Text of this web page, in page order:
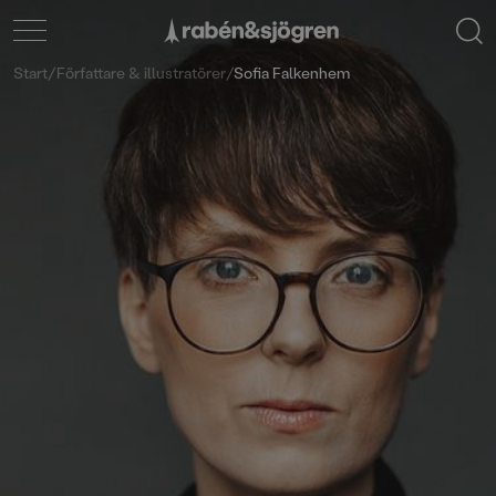
Start/Författare & illustratörer/Sofia Falkenhem